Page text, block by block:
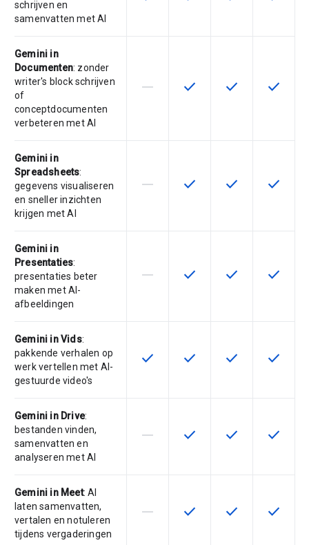
schrijven en
samenvatten met AI
Gemini in
Documenten: zonder
writer's block schrijven
of
conceptdocumenten
verbeteren met AI
Deze functie wordt niet
horizontal_rule Deze functie is
check Deze functie is
check Deze
check
Gemini in
Spreadsheets:
gegevens visualiseren
en sneller inzichten
krijgen met AI
Deze functie wordt niet
horizontal_rule Deze functie is
check Deze functie is
check Deze
check
Gemini in
Presentaties:
presentaties beter
maken met AI-
afbeeldingen
Deze functie wordt niet
horizontal_rule Deze functie is
check Deze functie is
check Deze
check
Gemini in Vids:
pakkende verhalen op
werk vertellen met AI-
gestuurde video's
Deze functie is beschikbaar voor
check Deze functie is
check Deze functie is
check Deze
check
Gemini in Drive:
bestanden vinden,
samenvatten en
analyseren met AI
Deze functie wordt niet
horizontal_rule Deze functie is
check Deze functie is
check Deze
check
Gemini in Meet: AI
laten samenvatten,
vertalen en notuleren
tijdens vergaderingen
Deze functie wordt niet
horizontal_rule Deze functie is
check Deze functie is
check Deze
check